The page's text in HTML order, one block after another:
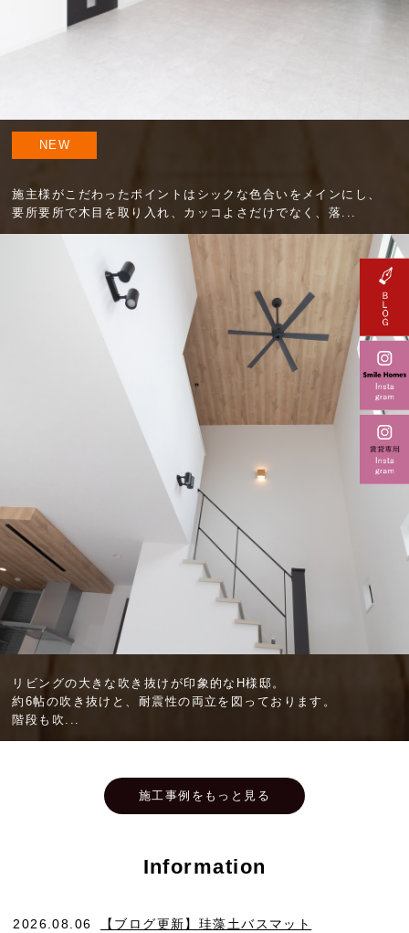
NEW
施主様がこだわったポイントはシックな色合いをメインにし、
要所要所で木目を取り入れ、カッコよさだけでなく、落...
リビングの大きな吹き抜けが印象的なH様邸。
約6帖の吹き抜けと、耐震性の両立を図っております。
階段も吹...
施工事例をもっと見る
Information
2026.08.06 【ブログ更新】珪藻土バスマット